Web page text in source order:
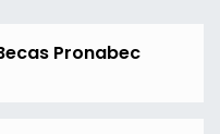
Pronabec